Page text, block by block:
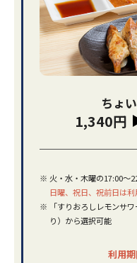
ちょ
1,340円
※ 火・水・木曜の17:00～
日曜、祝日、祝前日は利
※
「すりおろしレモンサ
り）から選択可能
利用